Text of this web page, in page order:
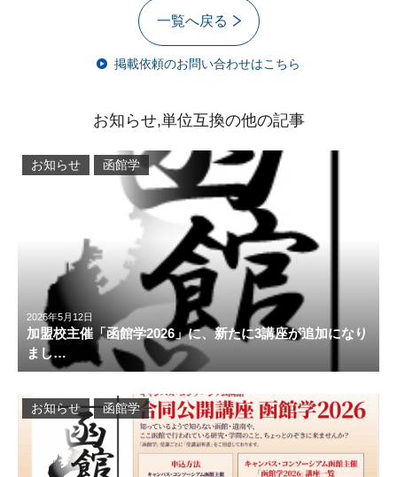
一覧へ戻る
掲載依頼のお問い合わせはこちら
お知らせ,単位互換の他の記事
2026年5月12日
加盟校主催「函館学2026」に、新たに3講座が追加になり
まし…
お知らせ 函館学
お知らせ 函館学